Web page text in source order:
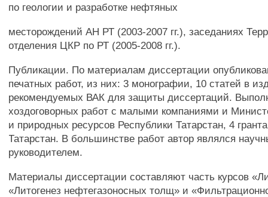
по геологии и разработке нефтяных
месторождений АН РТ (2003-2007 гг.), заседаниях
отделения ЦКР по РТ (2005-2008 гг.).
Публикации. По материалам диссертации
печатных работ, из них: 3 монографии, 10 статей в
рекомендуемых ВАК для защиты диссертаций.
хоздоговорных работ с малыми компаниями и
и природных ресурсов Республики Татарстан, 4
Татарстан. В большинстве работ автор являлся
руководителем.
Материалы диссертации составляют часть курсов
«Литогенез нефтегазоносных толщ» и